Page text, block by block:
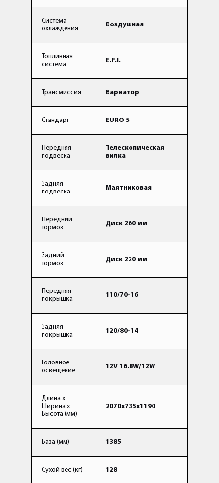
Система
охлаждения
Воздушная
Топливная
система
E.F.I.
Трансмиссия Вариатор
Стандарт EURO 5
Передняя
подвеска
Телескопическая
вилка
Задняя
подвеска
Маятниковая
Передний
тормоз
Диск 260 мм
Задний
тормоз
Диск 220 мм
Передняя
покрышка
110/70-16
Задняя
покрышка
120/80-14
Головное
освещение
12V 16.8W/12W
Длина x
Ширина x
Высота (мм)
2070x735x1190
База (мм) 1385
Сухой вес (кг) 128